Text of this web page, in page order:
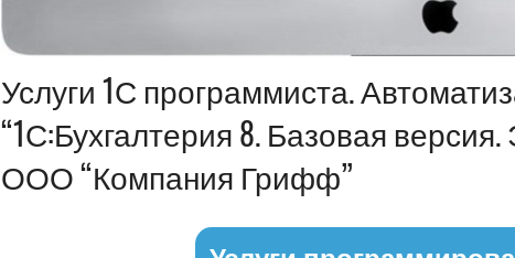
Информация
Услуги 1С программиста.
“1С:Бухгалтерия 8. Базовая
ООО “Компания Грифф”